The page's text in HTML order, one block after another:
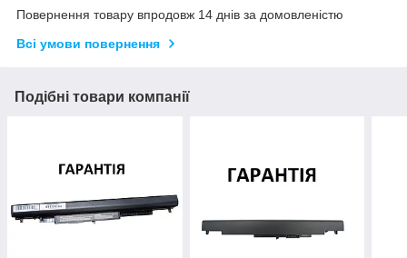
Повернення товару впродовж 14 днів за домовленістю
Всі умови повернення
Подібні товари компанії